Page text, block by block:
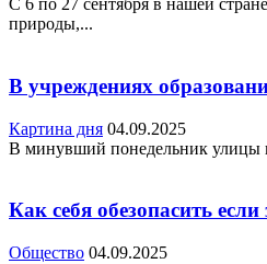
С 6 по 27 сентября в нашей
природы,...
В учреждениях
Картина дня 04.09.2025
В минувший понедельник улицы
Как себя обезопасить
Общество 04.09.2025